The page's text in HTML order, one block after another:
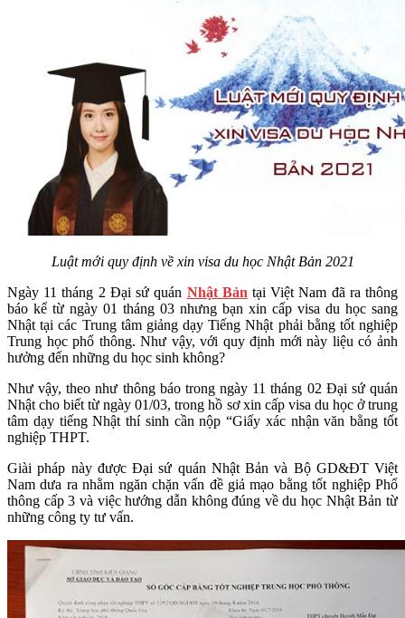
Luật mới quy định về xin visa du học Nhật Bản 2021
Ngày 11 tháng 2 Đại sứ quán Nhật Bản tại Việt Nam đã ra thông
báo kể từ ngày 01 tháng 03 nhưng bạn xin cấp visa du học sang
Nhật tại các Trung tâm giảng dạy Tiếng Nhật phải bằng tốt nghiệp
Trung học phổ thông. Như vậy, với quy định mới này liệu có ảnh
hưởng đến những du học sinh không?
Như vậy, theo như thông báo trong ngày 11 tháng 02 Đại sứ quán
Nhật cho biết từ ngày 01/03, trong hồ sơ xin cấp visa du học ở trung
tâm dạy tiếng Nhật thí sinh cần nộp “Giấy xác nhận văn bằng tốt
nghiệp THPT.
Giài pháp này được Đại sứ quán Nhật Bản và Bộ GD&ĐT Việt
Nam dưa ra nhằm ngăn chặn vấn đề giả mạo bằng tốt nghiệp Phổ
thông cấp 3 và việc hướng dẫn không đúng về du học Nhật Bản từ
những công ty tư vấn.